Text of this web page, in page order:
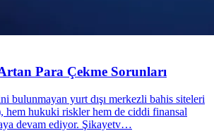
Para Çekme Sorunları
bulunmayan yurt dışı merkezli bahis siteleri
hem hukuki riskler hem de ciddi finansal
devam ediyor. Şikayetv…